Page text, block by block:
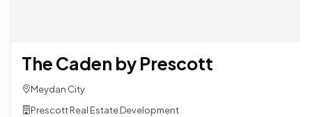
The Caden by Prescott
Meydan City
Prescott Real Estate Development